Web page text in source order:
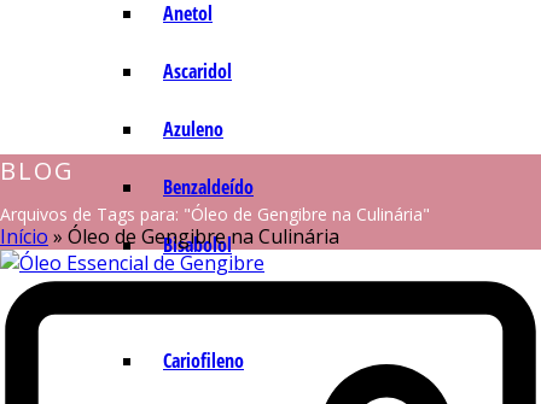
Anetol
Ascaridol
Azuleno
Benzaldeído
Bisabolol
Cariofileno
BLOG
Arquivos de Tags para: "Óleo de Gengibre na Culinária"
Início » Óleo de Gengibre na Culinária